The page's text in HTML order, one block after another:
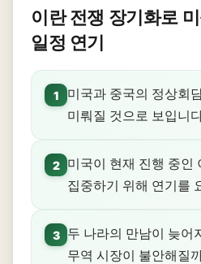
이란 전쟁 장기화로
일정 연기
1
미국과 중국의 정상회
미뤄질 것으로 보입니
2
미국이 현재 진행 중인
집중하기 위해 연기를
3
두 나라의 만남이 늦어
무역 시장이 불안해질